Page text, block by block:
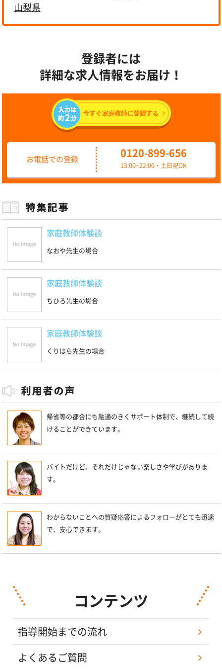
山梨県
登録者には
詳細な求人情報をお届け！
お電話での登録
0120-899-656
13:00~22:00・土日祝OK
家庭教師体験談
なおや先生の場合
家庭教師体験談
ちひろ先生の場合
家庭教師体験談
くりはら先生の場合
帰省等の都合にも融通のきくサポート体制で、継続して続
けることができています。
バイトだけど、それだけじゃない楽しさや学びがありま
す。
わからないことへの質疑応答によるフォローがとても迅速
で、安心できます。
コンテンツ
指導開始までの流れ
よくあるご質問